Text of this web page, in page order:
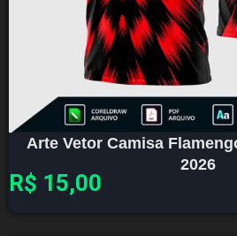
Arte Vetor Camisa
2026
R$ 15,00